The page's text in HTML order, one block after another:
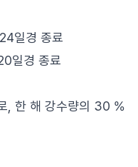
일경 종료
일경 종료
, 한 해 강수량의 30 %